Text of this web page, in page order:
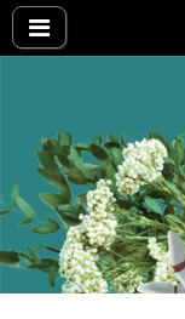
Nye